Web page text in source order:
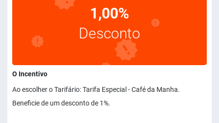
1,00%
Desconto
O Incentivo
Ao escolher o Tarifário: Tarifa Especial - Café da Manha.
Beneficie de um desconto de 1%.